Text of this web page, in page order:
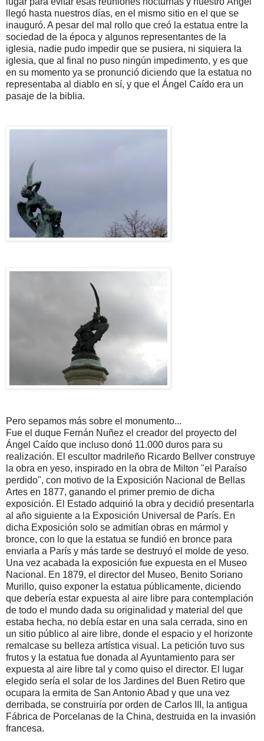
llegó hasta nuestros días, en el mismo sitio en el que se
inauguró. A pesar del mal rollo que creó la estatua entre la
sociedad de la época y algunos representantes de la
iglesia, nadie pudo impedir que se pusiera, ni siquiera la
iglesia, que al final no puso ningún impedimento, y es que
en su momento ya se pronunció diciendo que la estatua no
representaba al diablo en sí, y que el Ángel Caído era un
pasaje de la biblia.
Pero sepamos más sobre el monumento...
Fue el duque Fernán Nuñez el creador del proyecto del
Ángel Caído que incluso donó 11.000 duros para su
realización. El escultor madrileño Ricardo Bellver construye
la obra en yeso, inspirado en la obra de Milton "el Paraíso
perdido", con motivo de la Exposición Nacional de Bellas
Artes en 1877, ganando el primer premio de dicha
exposición. El Estado adquirió la obra y decidió presentarla
al año siguiente a la Exposición Universal de París. En
dicha Exposición solo se admitían obras en mármol y
bronce, con lo que la estatua se fundió en bronce para
enviarla a París y más tarde se destruyó el molde de yeso.
Una vez acabada la exposición fue expuesta en el Museo
Nacional. En 1879, el director del Museo, Benito Soriano
Murillo, quiso exponer la estatua públicamente, diciendo
que debería estar expuesta al aire libre para contemplación
de todo el mundo dada su originalidad y material del que
estaba hecha, no debía estar en una sala cerrada, sino en
un sitio público al aire libre, donde el espacio y el horizonte
remalcase su belleza artística visual. La petición tuvo sus
frutos y la estatua fue donada al Ayuntamiento para ser
expuesta al aire libre tal y como quiso el director. El lugar
elegido sería el solar de los Jardines del Buen Retiro que
ocupara la ermita de San Antonio Abad y que una vez
derribada, se construiría por orden de Carlos III, la antigua
Fábrica de Porcelanas de la China, destruida en la invasión
francesa.